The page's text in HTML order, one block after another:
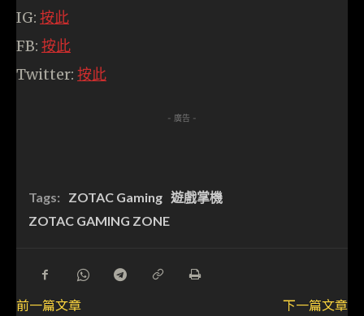
IG: 按此
FB: 按此
Twitter: 按此
- 廣告 -
Tags: ZOTAC Gaming 遊戲掌機
ZOTAC GAMING ZONE
前一篇文章
下一篇文章